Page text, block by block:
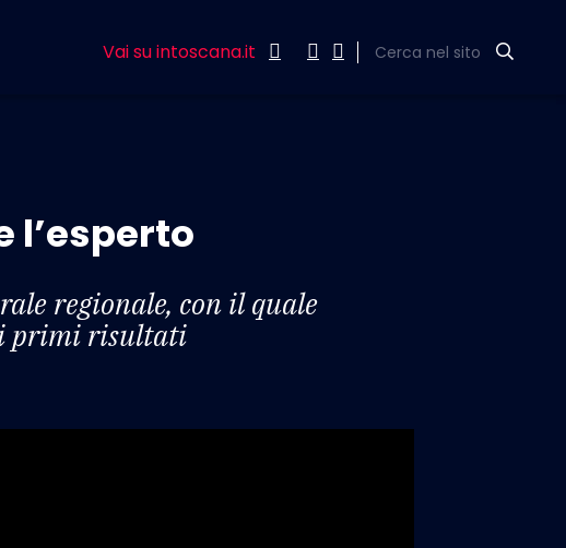
Vai su intoscana.it Cerca nel sito
l’esperto
regionale, con il quale
i primi risultati